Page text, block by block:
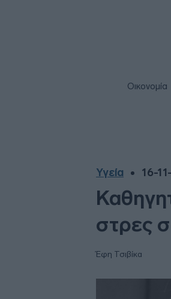
Οικονομία
Υγεία 16-
στρες
Έφη Τσιβίκα